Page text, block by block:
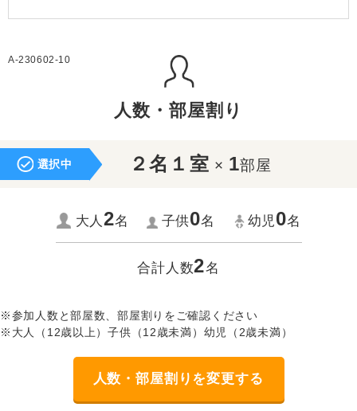
A-230602-10
人数・部屋割り
選択中 ２名１室 × 1部屋
大人2名 子供0名 幼児0名
合計人数2名
※参加人数と部屋数、部屋割りをご確認ください
※大人（12歳以上）子供（12歳未満）幼児（2歳未満）
人数・部屋割りを変更する